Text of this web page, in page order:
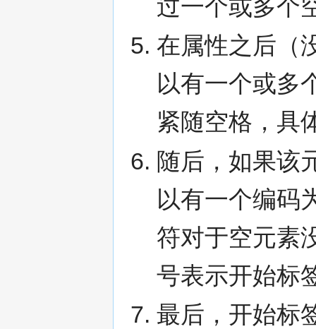
过一个或多个
在属性之后（
以有一个或多
紧随空格，具
随后，如果该
以有一个编码
符对于空元素
号表示开始标
最后，开始标